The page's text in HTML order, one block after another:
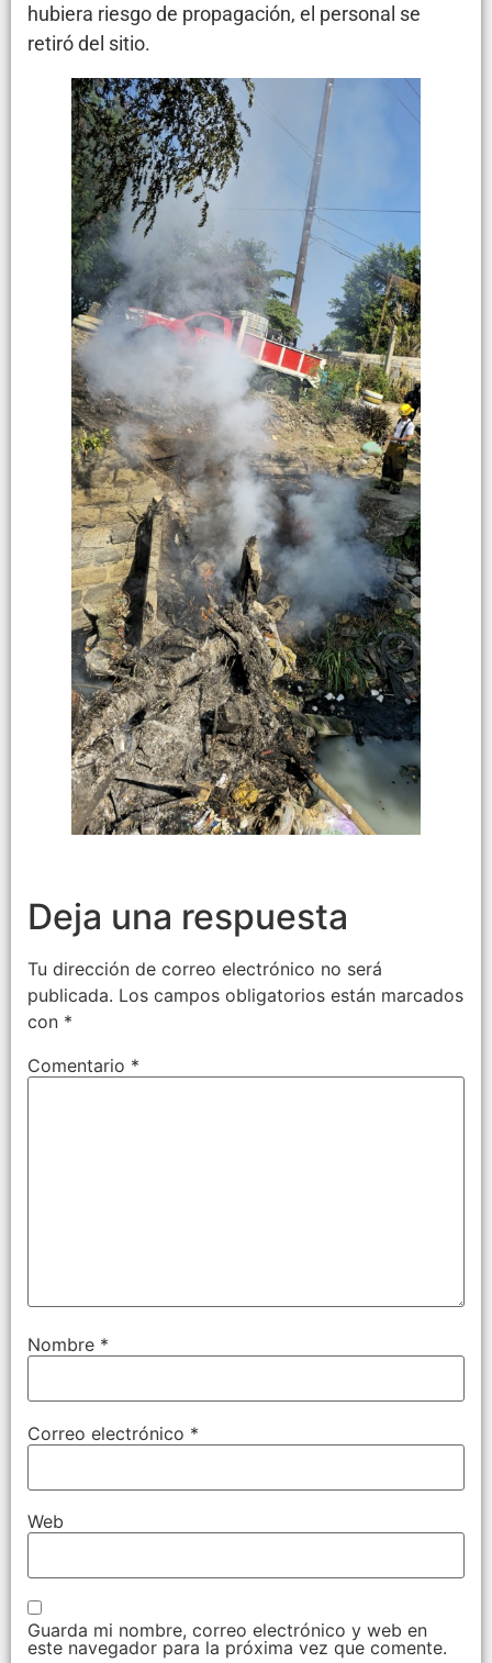
hubiera riesgo de propagación, el personal se
retiró del sitio.
Deja una respuesta
Tu dirección de correo electrónico no será
publicada. Los campos obligatorios están marcados
con *
Comentario *
Nombre *
Correo electrónico *
Web
Guarda mi nombre, correo electrónico y web en
este navegador para la próxima vez que comente.